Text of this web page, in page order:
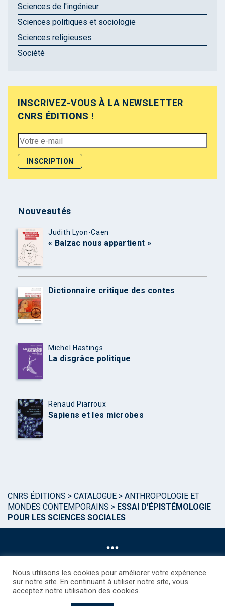
Sciences de l'ingénieur
Sciences politiques et sociologie
Sciences religieuses
Société
INSCRIVEZ-VOUS À LA NEWSLETTER
CNRS ÉDITIONS !
Nouveautés
Judith Lyon-Caen
« Balzac nous appartient »
Dictionnaire critique des contes
Michel Hastings
La disgrâce politique
Renaud Piarroux
Sapiens et les microbes
CNRS ÉDITIONS > CATALOGUE > ANTHROPOLOGIE ET
MONDES CONTEMPORAINS > ESSAI D’ÉPISTÉMOLOGIE
POUR LES SCIENCES SOCIALES
©CNRS EDITIONS 2025
Nous utilisons les cookies pour améliorer votre expérience
sur notre site. En continuant à utiliser notre site, vous
acceptez notre utilisation des cookies.